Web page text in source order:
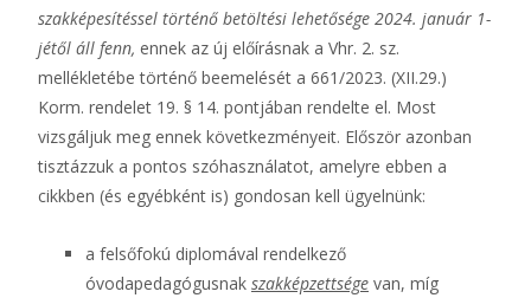
szakképesítéssel történő betöltési lehetősége 2024. január 1-
jétől áll fenn, ennek az új előírásnak a Vhr. 2. sz.
mellékletébe történő beemelését a 661/2023. (XII.29.)
Korm. rendelet 19. § 14. pontjában rendelte el. Most
vizsgáljuk meg ennek következményeit. Először azonban
tisztázzuk a pontos szóhasználatot, amelyre ebben a
cikkben (és egyébként is) gondosan kell ügyelnünk:
a felsőfokú diplomával rendelkező
óvodapedagógusnak szakképzettsége van, míg